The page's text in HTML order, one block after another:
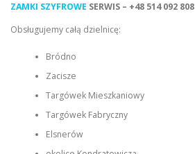
ZAMKI SZYFROWE SERWIS – +48 514 092 808
Obsługujemy całą dzielnicę:
Bródno
Zacisze
Targówek Mieszkaniowy
Targówek Fabryczny
Elsnerów